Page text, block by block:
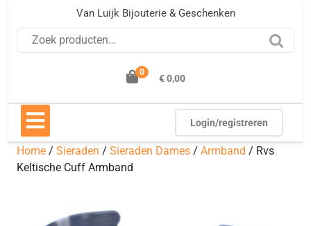
inhoud
Van Luijk Bijouterie & Geschenken
0
€ 0,00
Open
Login/registreren
Home / Sieraden / Sieraden Dames / Armband / Rvs
Keltische Cuff Armband